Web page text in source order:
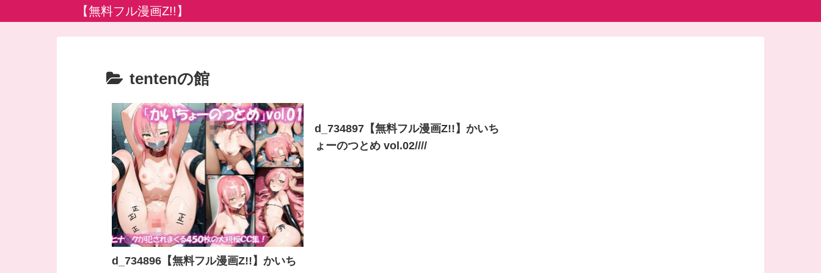
【無料フル漫画Z!!】
tentenの館
d_734896【無料フル漫画Z!!】かいち
d_734897【無料フル漫画Z!!】かいち
ょーのつとめ vol.02////